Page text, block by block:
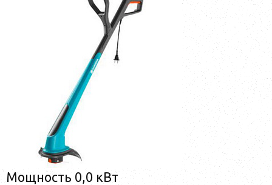
Мощность 0,0 кВт